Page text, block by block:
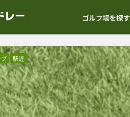
ゴルフ場を探す
駅近